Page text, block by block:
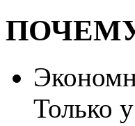
Только